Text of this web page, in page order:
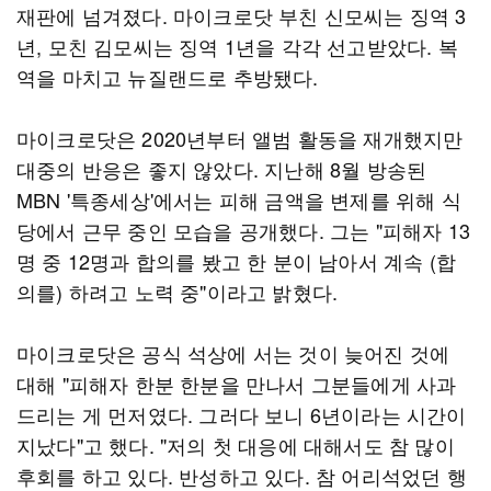
재판에 넘겨졌다. 마이크로닷 부친 신모씨는 징역 3
년, 모친 김모씨는 징역 1년을 각각 선고받았다. 복
역을 마치고 뉴질랜드로 추방됐다.
마이크로닷은 2020년부터 앨범 활동을 재개했지만
대중의 반응은 좋지 않았다. 지난해 8월 방송된
MBN '특종세상'에서는 피해 금액을 변제를 위해 식
당에서 근무 중인 모습을 공개했다. 그는 "피해자 13
명 중 12명과 합의를 봤고 한 분이 남아서 계속 (합
의를) 하려고 노력 중"이라고 밝혔다.
마이크로닷은 공식 석상에 서는 것이 늦어진 것에
대해 "피해자 한분 한분을 만나서 그분들에게 사과
드리는 게 먼저였다. 그러다 보니 6년이라는 시간이
지났다"고 했다. "저의 첫 대응에 대해서도 참 많이
후회를 하고 있다. 반성하고 있다. 참 어리석었던 행